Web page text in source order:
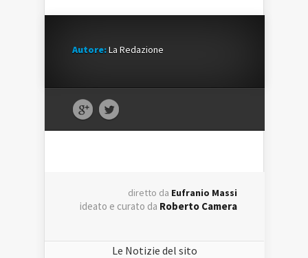
Autore:La Redazione
diretto da Eufranio Massi
ideato e curato da Roberto Camera
Le Notizie del sito